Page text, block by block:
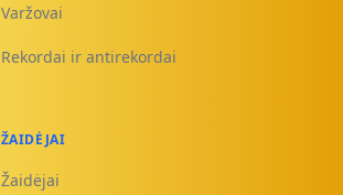
Varžovai
Rekordai ir antirekordai
ŽAIDĖJAI
Žaidėjai